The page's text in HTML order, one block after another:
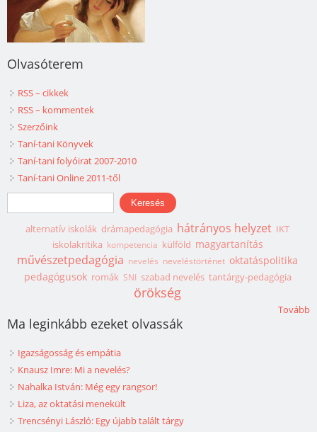
Olvasóterem
RSS – cikkek
RSS – kommentek
Szerzőink
Taní-tani Könyvek
Taní-tani folyóirat 2007-2010
Taní-tani Online 2011-től
Keresés űrlap
Keresés
alternatív iskolák drámapedagógia hátrányos helyzet IKT
iskolakritika kompetencia külföld magyartanítás
művészetpedagógia nevelés neveléstörténet oktatáspolitika
pedagógusok romák SNI szabad nevelés tantárgy-pedagógia
örökség
Tovább
Ma leginkább ezeket olvassák
Igazságosság és empátia
Knausz Imre: Mi a nevelés?
Nahalka István: Még egy rangsor!
Liza, az oktatási menekült
Trencsényi László: Egy újabb talált tárgy